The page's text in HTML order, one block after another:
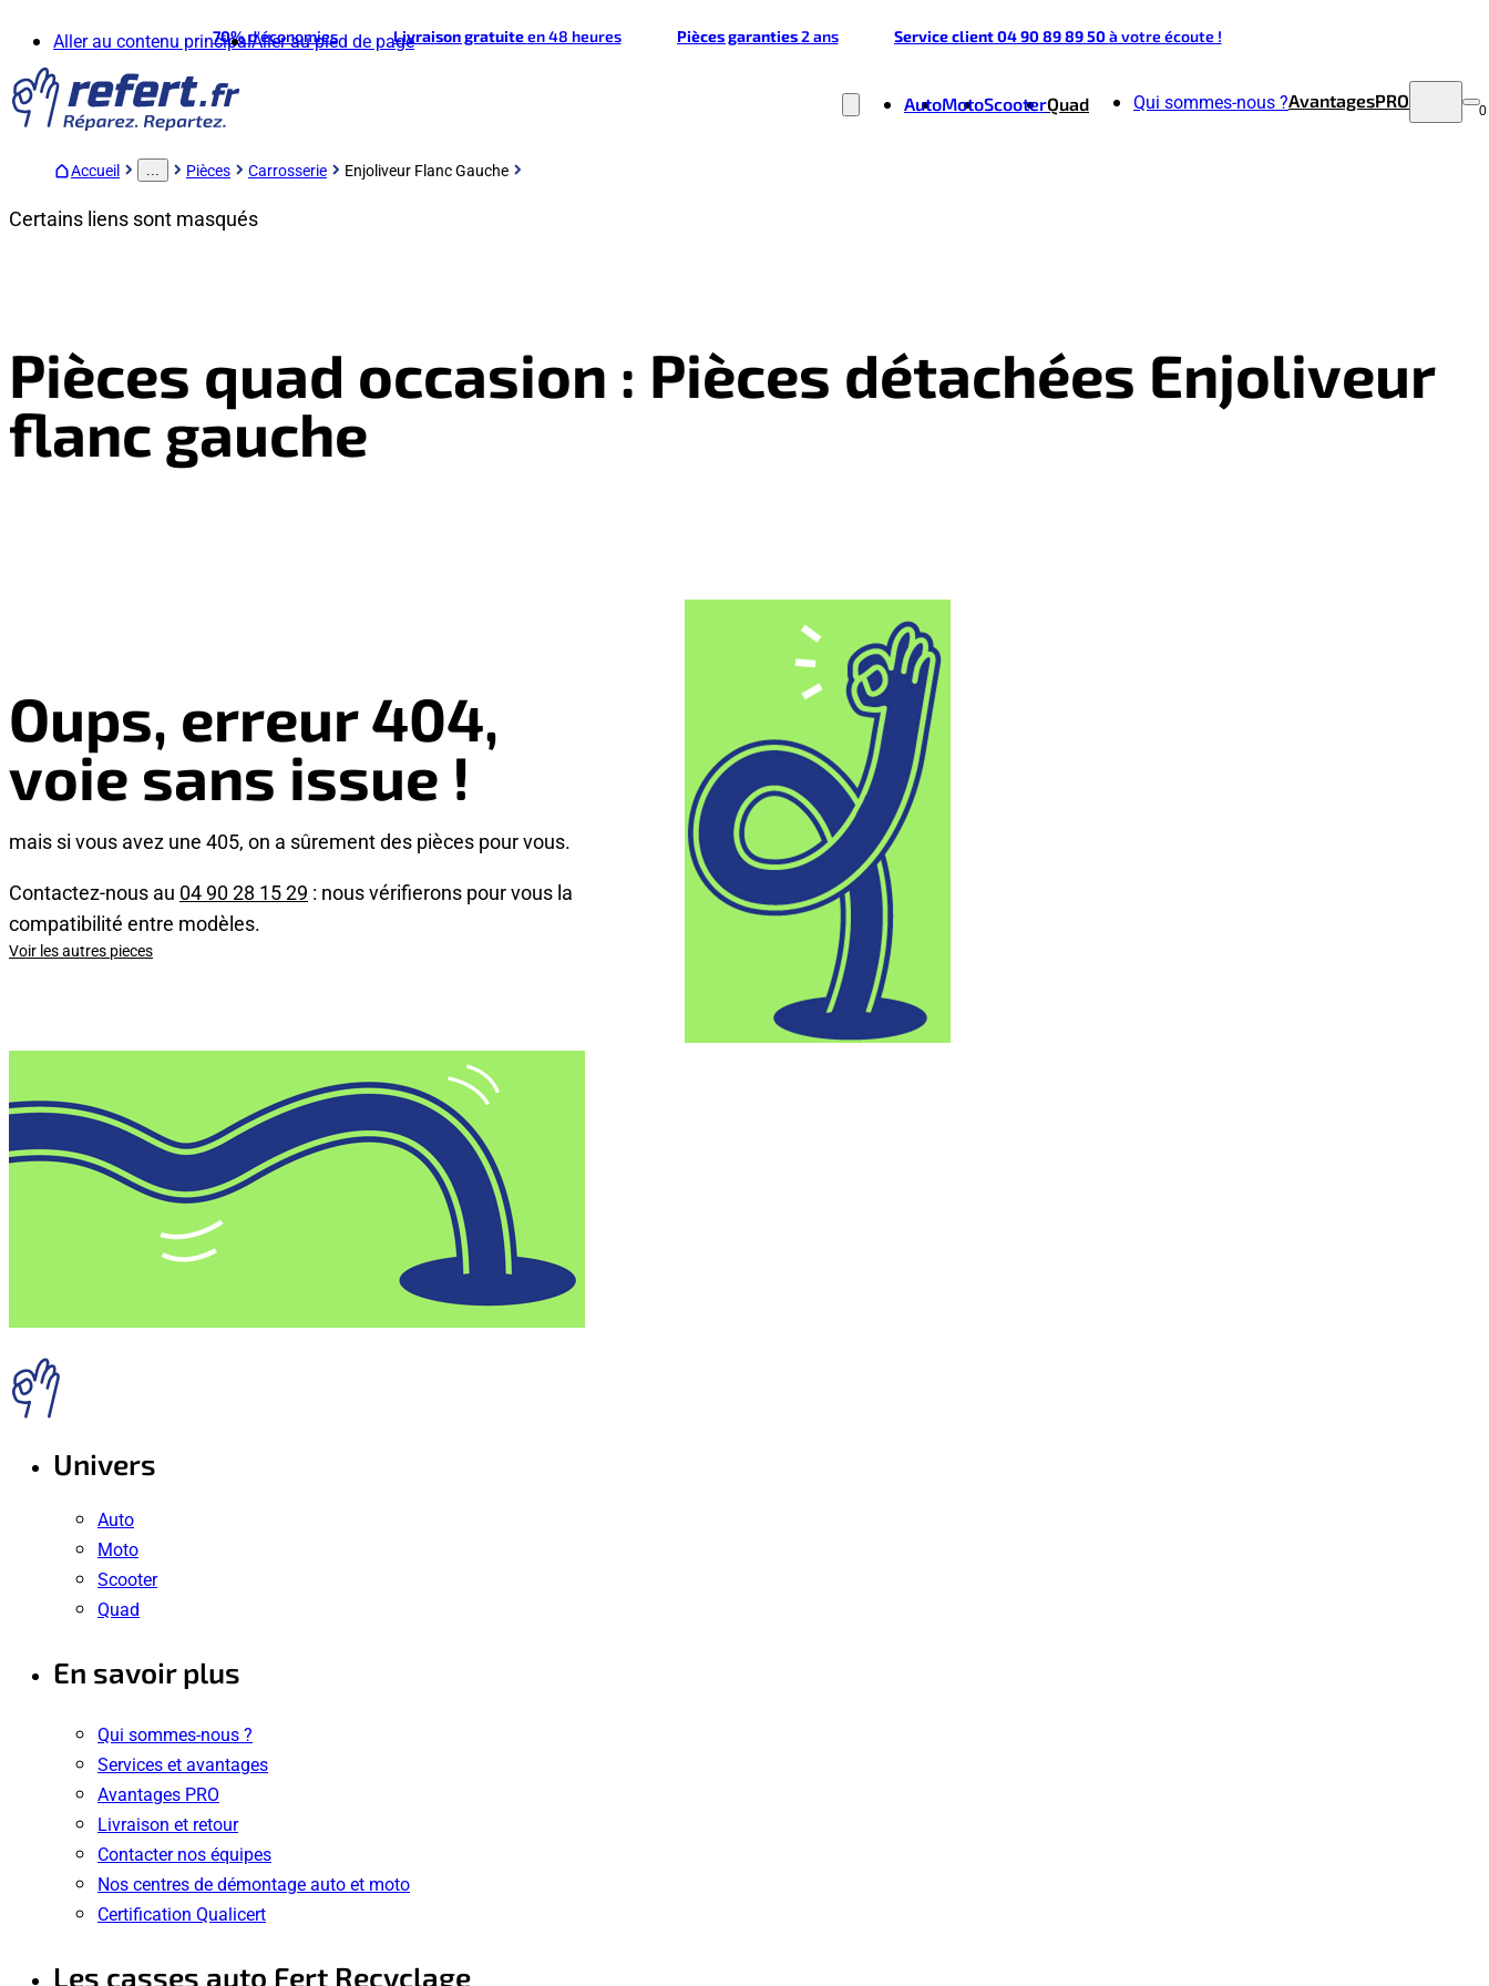
Aller au contenu principalAller au pied de page
70%d'économies Livraison gratuiteen 48 heures Pièces garanties2 ans Service client 04 90 89 89 50à votre écoute !
AutoMotoScooterQuad Qui sommes-nous ?AvantagesPRO 0
Accueil ... Pièces Carrosserie Enjoliveur Flanc Gauche
Certains liens sont masqués
Pièces quad occasion : Pièces détachées Enjoliveur
flanc gauche
Oups, erreur 404,
voie sans issue !
mais si vous avez une 405, on a sûrement des pièces pour vous.
Contactez-nous au 04 90 28 15 29 : nous vérifierons pour vous la
compatibilité entre modèles.
Voir les autres pieces
Univers
Auto
Moto
Scooter
Quad
En savoir plus
Qui sommes-nous ?
Services et avantages
Avantages PRO
Livraison et retour
Contacter nos équipes
Nos centres de démontage auto et moto
Certification Qualicert
Les casses auto Fert Recyclage